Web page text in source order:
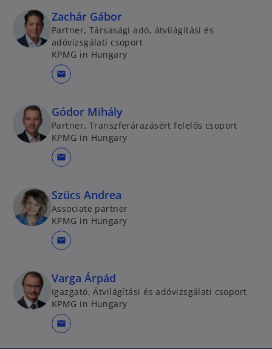
Zachár Gábor
Partner, Társasági adó, átvilágítási és
adóvizsgálati csoport
KPMG in Hungary
mail
Gódor Mihály
Partner, Transzferárazásért felelős csoport
KPMG in Hungary
mail
Szücs Andrea
Associate partner
KPMG in Hungary
mail
Varga Árpád
Igazgató, Átvilágítási és adóvizsgálati csoport
KPMG in Hungary
mail